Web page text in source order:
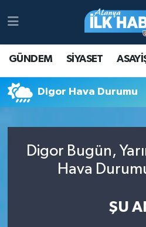
GÜNDEM SİYASET
Digor Hava Durumu
Digor Bugün,
Hava
ŞU
Antalya Nöbetçi
Süper Lig Puan Durumu